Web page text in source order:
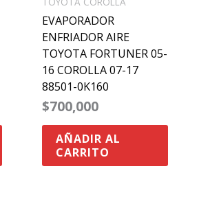
EVAPORADOR
ENFRIADOR AIRE
TOYOTA FORTUNER 05-
16 COROLLA 07-17
88501-0K160
$700,000
AÑADIR AL
CARRITO